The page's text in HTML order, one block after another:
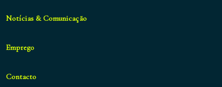
Notícias & Comunicação
Emprego
Contacto